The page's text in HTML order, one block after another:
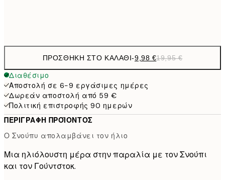
ΠΡΟΣΘΉΚΗ ΣΤΟ ΚΑΛΆΘΙ-9,98 €19,95 €
Διαθέσιμο
Αποστολή σε 6-9 εργάσιμες ημέρες
Δωρεάν αποστολή από 59 €
Πολιτική επιστροφής 90 ημερών
ΠΕΡΙΓΡΑΦΉ ΠΡΟΪΌΝΤΟΣ
Ο Σνούπυ απολαμβάνει τον ήλιο
Μια ηλιόλουστη μέρα στην παραλία με τον Σνούπι
και τον Γούντστοκ.